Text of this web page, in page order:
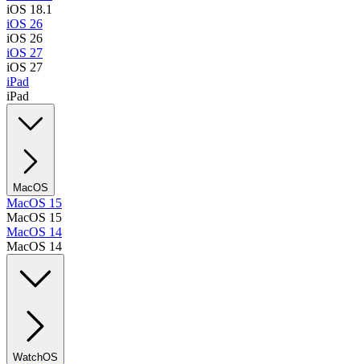
iOS 18.1
iOS 26
iOS 26
iOS 27
iOS 27
iPad
iPad
MacOS
MacOS 15
MacOS 15
MacOS 14
MacOS 14
WatchOS